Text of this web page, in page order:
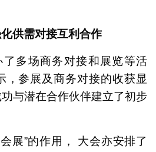
供需对接互利合作
多场商务对接和展览等活
，参展及商务对接的收获显
与潜在合作伙伴建立了初步
展”的作用， 大会亦安排了